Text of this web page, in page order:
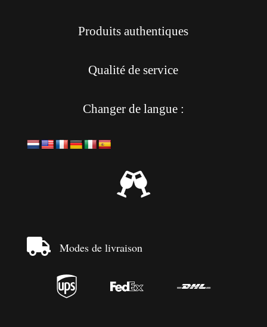
Produits authentiques
Qualité de service
Changer de langue :

 Modes de livraison
  